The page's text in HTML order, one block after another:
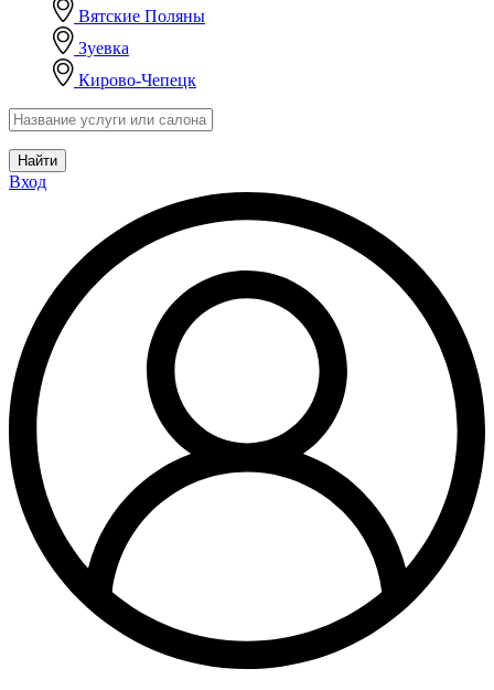
Вятские Поляны
Зуевка
Кирово-Чепецк
Найти
Вход